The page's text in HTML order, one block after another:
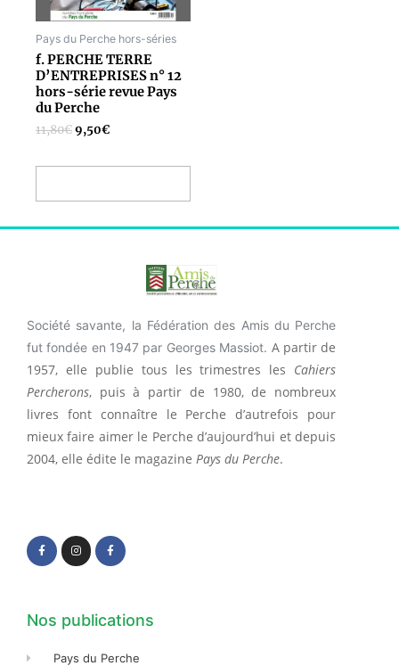
Pays du Perche hors-séries
f. PERCHE TERRE
D’ENTREPRISES n° 12
hors-série revue Pays
du Perche
11,80€9,50€
Société savante, la Fédération des Amis du Perche
fut fondée en 1947 par Georges Massiot. A partir de
1957, elle publie tous les trimestres les Cahiers
Percherons, puis à partir de 1980, de nombreux
livres font connaître le Perche d’autrefois pour
mieux faire aimer le Perche d’aujourd’hui et depuis
2004, elle édite le magazine Pays du Perche.
c
e
b
o
s
t
a
g
c
e
b
o
Nos publications
Pays du Perche